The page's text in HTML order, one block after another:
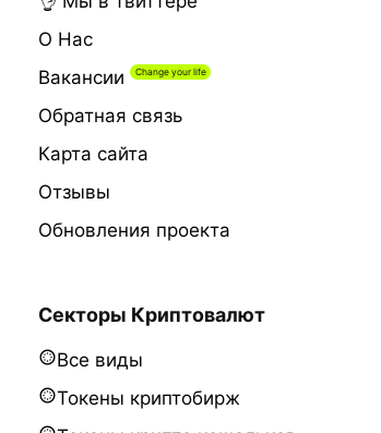
О Нас
Вакансии
Обратная связь
Карта сайта
Отзывы
Обновления проекта
Секторы Криптовалют
Все виды
Токены криптобирж